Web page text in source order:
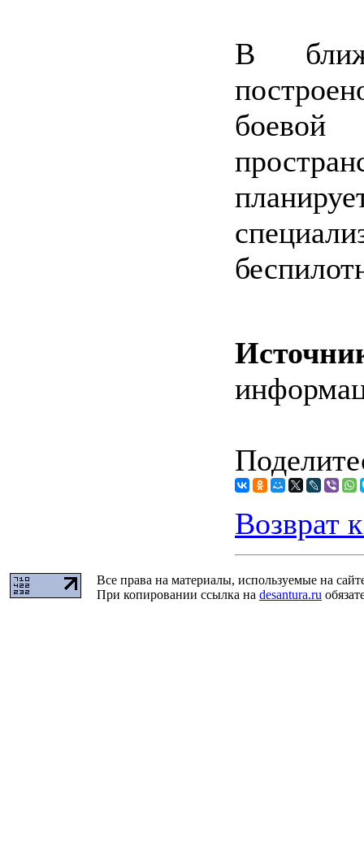
В
Возврат
Все права на материалы, используемые на
При копировании ссылка на desantura.ru